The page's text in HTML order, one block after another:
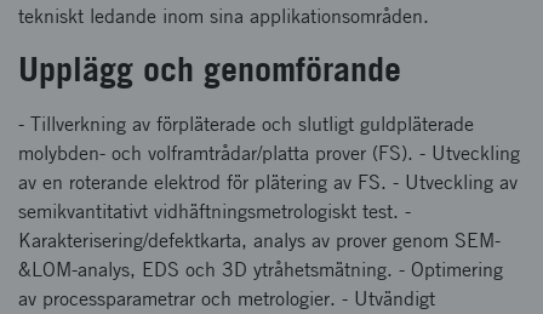
tekniskt ledande inom sina applikationsområden.
Upplägg och genomförande
- Tillverkning av förpläterade och slutligt guldpläterade
molybden- och volframtrådar/platta prover (FS). - Utveckling
av en roterande elektrod för plätering av FS. - Utveckling av
semikvantitativt vidhäftningsmetrologiskt test. -
Karakterisering/defektkarta, analys av prover genom SEM-
&LOM-analys, EDS och 3D ytråhetsmätning. - Optimering
av processparametrar och metrologier. - Utvändigt